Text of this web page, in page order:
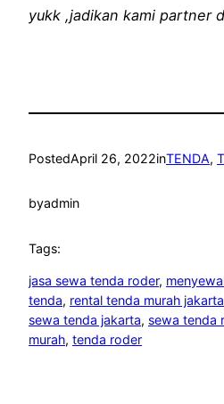
yukk ,jadikan kami partner
PostedApril 26, 2022inTENDA,
byadmin
Tags:
jasa sewa tenda roder,
tenda, rental tenda murah jakarta
sewa tenda jakarta, sewa tenda
murah, tenda roder